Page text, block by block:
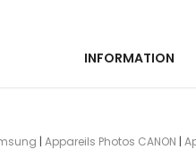
INFORMATION
| Appareils Photos CANON |